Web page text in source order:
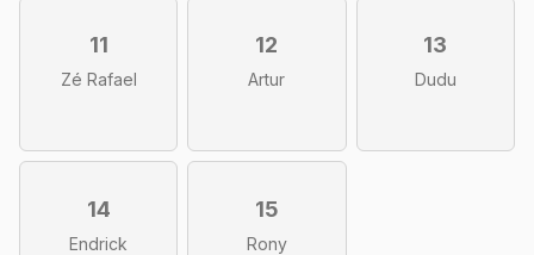
11
Zé Rafael
12
Artur
13
Dudu
14
Endrick
15
Rony